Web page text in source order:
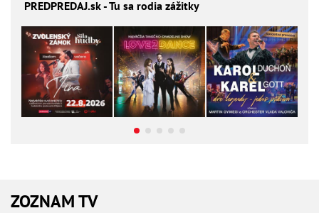
PREDPREDAJ.sk - Tu sa rodia zážitky
ZOZNAM TV